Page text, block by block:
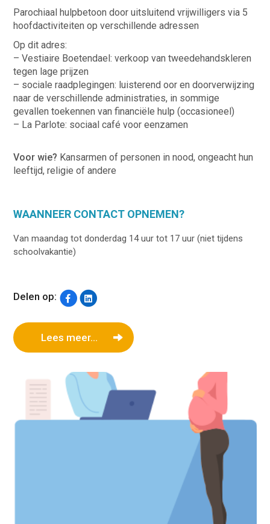
Parochiaal hulpbetoon door uitsluitend vrijwilligers via 5
hoofdactiviteiten op verschillende adressen
Op dit adres:
– Vestiaire Boetendael: verkoop van tweedehandskleren
tegen lage prijzen
– sociale raadplegingen: luisterend oor en doorverwijzing
naar de verschillende administraties, in sommige
gevallen toekennen van financiële hulp (occasioneel)
– La Parlote: sociaal café voor eenzamen
Voor wie? Kansarmen of personen in nood, ongeacht hun
leeftijd, religie of andere
WAANNEER CONTACT OPNEMEN?
Van maandag tot donderdag 14 uur tot 17 uur (niet tijdens
schoolvakantie)
Delen op:
Lees meer...